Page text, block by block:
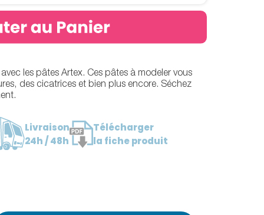
les pâtes Artex. Ces pâtes à modeler vous
des cicatrices et bien plus encore. Séchez
Livraison
24h / 48h
Télécharger
la fiche produit